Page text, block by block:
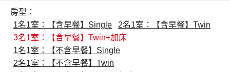
房型：
1名1室：【含早餐】Single
2名1室：【含早餐】Twin
3名1室：【含早餐】Twin+加床
1名1室：【不含早餐】Single
2名1室：【不含早餐】Twin